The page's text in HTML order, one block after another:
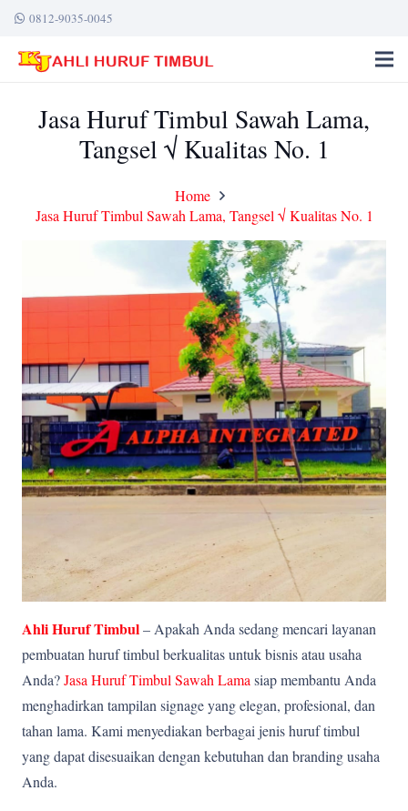
0812-9035-0045
Jasa Huruf Timbul Sawah Lama,
Tangsel √ Kualitas No. 1
Home
Jasa Huruf Timbul Sawah Lama, Tangsel √ Kualitas No. 1
Ahli Huruf Timbul– Apakah Anda sedang mencari layanan
pembuatan huruf timbul berkualitas untuk bisnis atau usaha
Anda?Jasa Huruf Timbul Sawah Lama siap membantu Anda
menghadirkan tampilan signage yang elegan, profesional, dan
tahan lama. Kami menyediakan berbagai jenis huruf timbul
yang dapat disesuaikan dengan kebutuhan dan branding usaha
Anda.